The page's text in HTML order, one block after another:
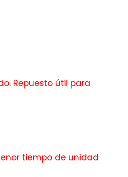
Repuesto útil para
tiempo de unidad